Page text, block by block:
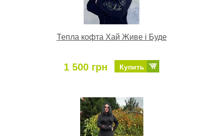
Тепла кофта Хай Живе і Буде
1 500 грн Купить